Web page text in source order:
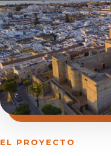
EL PROYECTO